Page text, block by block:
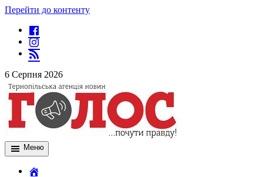
Перейти до контенту
6 Серпня 2026
Меню